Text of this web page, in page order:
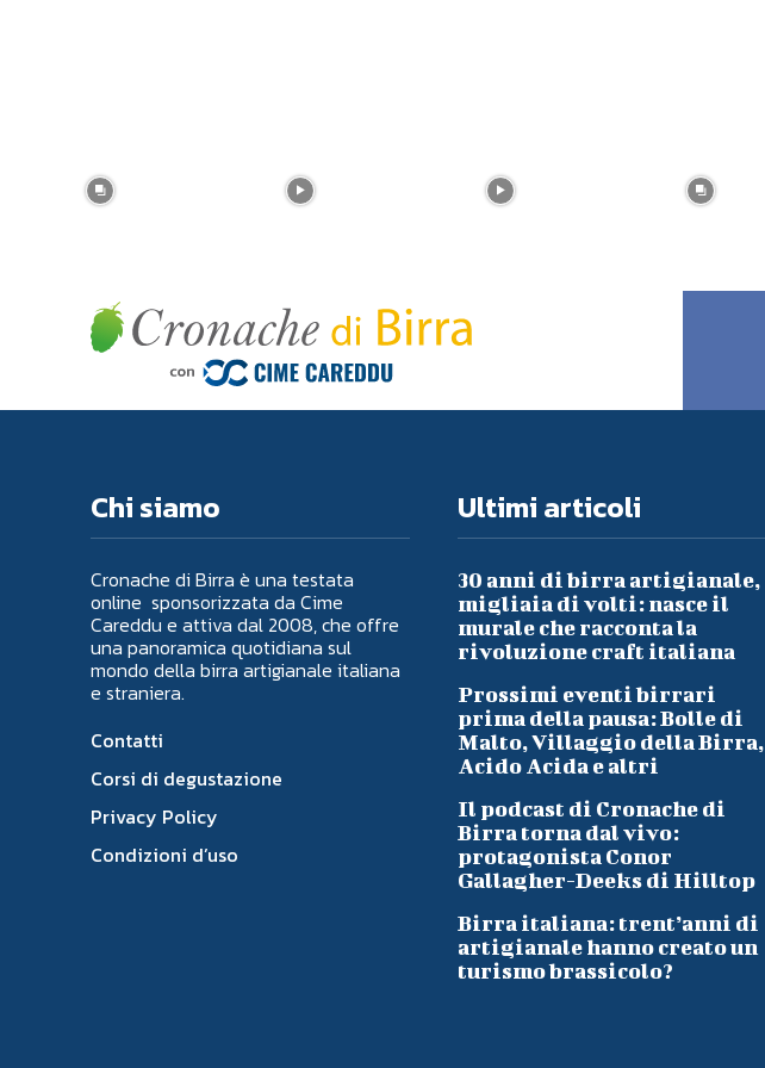
Chi siamo
Cronache di Birra è una testata
online sponsorizzata da Cime
Careddu e attiva dal 2008, che offre
una panoramica quotidiana sul
mondo della birra artigianale italiana
e straniera.
Contatti
Corsi di degustazione
Privacy Policy
Condizioni d’uso
Ultimi articoli
30 anni di birra artigianale,
migliaia di volti: nasce il
murale che racconta la
rivoluzione craft italiana
Prossimi eventi birrari
prima della pausa: Bolle di
Malto, Villaggio della Birra,
Acido Acida e altri
Il podcast di Cronache di
Birra torna dal vivo:
protagonista Conor
Gallagher-Deeks di Hilltop
Birra italiana: trent’anni di
artigianale hanno creato un
turismo brassicolo?